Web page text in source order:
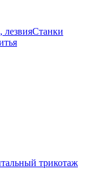
лезвияСтанки
трикотаж